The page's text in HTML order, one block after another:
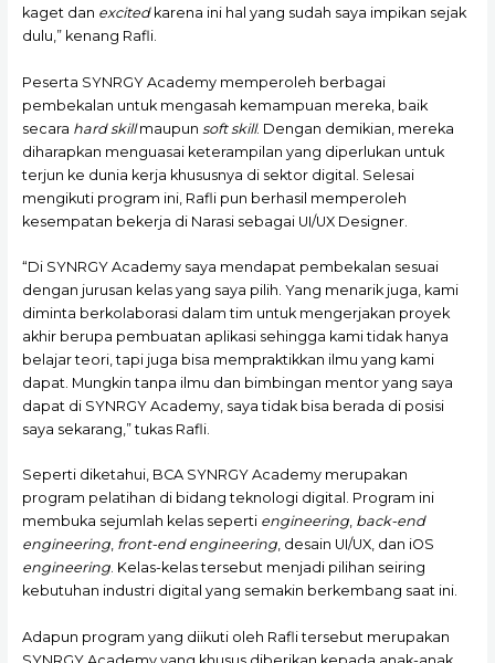
kaget dan excited karena ini hal yang sudah saya impikan sejak
dulu,” kenang Rafli.
Peserta SYNRGY Academy memperoleh berbagai
pembekalan untuk mengasah kemampuan mereka, baik
secara hard skillmaupun soft skill. Dengan demikian, mereka
diharapkan menguasai keterampilan yang diperlukan untuk
terjun ke dunia kerja khususnya di sektor digital. Selesai
mengikuti program ini, Rafli pun berhasil memperoleh
kesempatan bekerja di Narasi sebagai UI/UX Designer.
“Di SYNRGY Academy saya mendapat pembekalan sesuai
dengan jurusan kelas yang saya pilih. Yang menarik juga, kami
diminta berkolaborasi dalam tim untuk mengerjakan proyek
akhir berupa pembuatan aplikasi sehingga kami tidak hanya
belajar teori, tapi juga bisa mempraktikkan ilmu yang kami
dapat. Mungkin tanpa ilmu dan bimbingan mentor yang saya
dapat di SYNRGY Academy, saya tidak bisa berada di posisi
saya sekarang,” tukas Rafli.
Seperti diketahui, BCA SYNRGY Academy merupakan
program pelatihan di bidang teknologi digital. Program ini
membuka sejumlah kelas seperti engineering, back-end
engineering, front-end engineering, desain UI/UX, dan iOS
engineering. Kelas-kelas tersebut menjadi pilihan seiring
kebutuhan industri digital yang semakin berkembang saat ini.
Adapun program yang diikuti oleh Rafli tersebut merupakan